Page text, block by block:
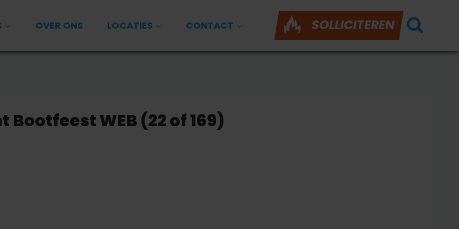
OVER ONS LOCATIES CONTACT SOLLICITEREN
WEB (22 of 169)